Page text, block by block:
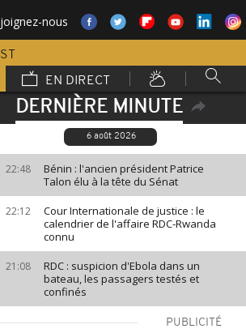
nous
EN DIRECT
DERNIÈRE MINUTE
6 août 2026
22:48
Bénin : l'ancien président Patrice
Talon élu à la tête du Sénat
22:12
Cour Internationale de justice : le
calendrier de l'affaire RDC-Rwanda
connu
21:08
RDC : suspicion d'Ebola dans un
bateau, les passagers testés et
confinés
PUBLICITÉ